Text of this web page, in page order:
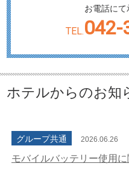
お電話に
TEL.042-
ホテルからのお知